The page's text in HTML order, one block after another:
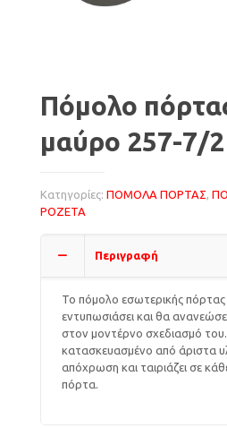
Πόμολο
μαύρο 257-7/2
Κατηγορίες: ΠΟΜΟΛΑ ΠΟΡΤΑΣ,
ΡΟΖΕΤΑ
Περιγραφή
Το πόμολο εσωτερικής
εντυπωσιάσει και θα
στον μοντέρνο σχεδιασμό του.
κατασκευασμένο από άριστα
απόχρωση και ταιριάζει σε
πόρτα.